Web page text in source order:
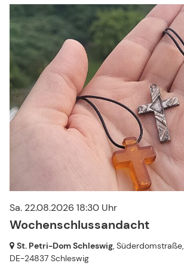
Sa. 22.08.2026 18:30 Uhr
Wochenschlussandacht
St. Petri-Dom Schleswig, Süderdomstraße,
DE-24837 Schleswig